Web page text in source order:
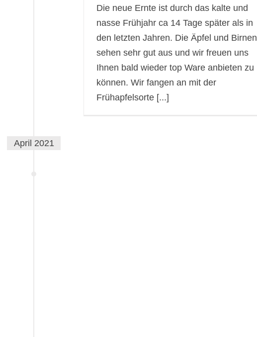
Die neue Ernte ist durch das kalte und
nasse Frühjahr ca 14 Tage später als in
den letzten Jahren. Die Äpfel und Birnen
sehen sehr gut aus und wir freuen uns
Ihnen bald wieder top Ware anbieten zu
können. Wir fangen an mit der
Frühapfelsorte [...]
April 2021